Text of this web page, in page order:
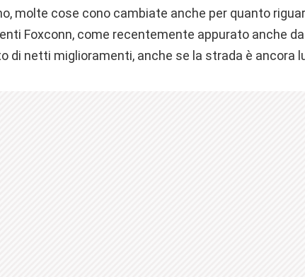
molte cose cono cambiate anche per quanto
Foxconn, come recentemente appurato anche
di netti miglioramenti, anche se la strada è ancora